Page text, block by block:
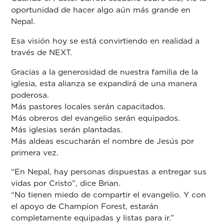
oportunidad de hacer algo aún más grande en
Nepal.
Esa visión hoy se está convirtiendo en realidad a
través de NEXT.
Gracias a la generosidad de nuestra familia de la
iglesia, esta alianza se expandirá de una manera
poderosa.
Más pastores locales serán capacitados.
Más obreros del evangelio serán equipados.
Más iglesias serán plantadas.
Más aldeas escucharán el nombre de Jesús por
primera vez.
“En Nepal, hay personas dispuestas a entregar sus
vidas por Cristo”, dice Brian.
“No tienen miedo de compartir el evangelio. Y con
el apoyo de Champion Forest, estarán
completamente equipadas y listas para ir.”